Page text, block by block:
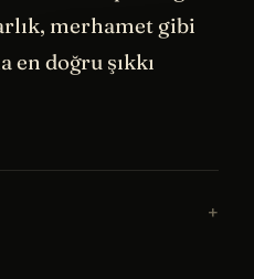
sahip olduğun
merhamet gibi
doğru şıkkı